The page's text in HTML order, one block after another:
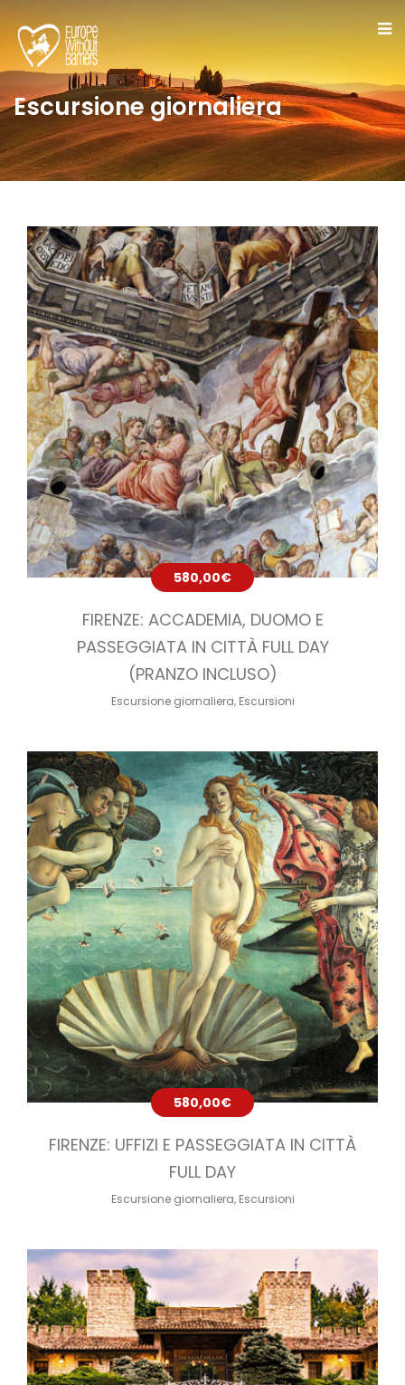
Escursione giornaliera
580,00€
FIRENZE: ACCADEMIA, DUOMO E
PASSEGGIATA IN CITTÀ FULL DAY
(PRANZO INCLUSO)
Escursione giornaliera, Escursioni
580,00€
FIRENZE: UFFIZI E PASSEGGIATA IN CITTÀ
FULL DAY
Escursione giornaliera, Escursioni